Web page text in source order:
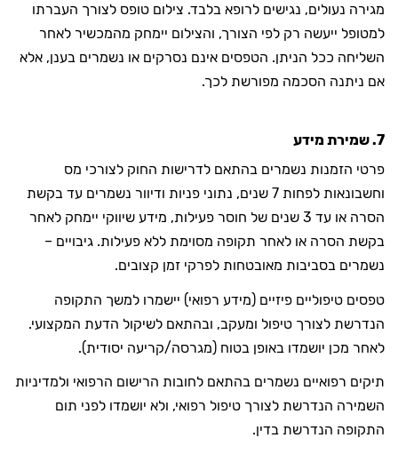
מגירה נעולים, נגישים לרופא בלבד. צילום טופס לצורך העברתו
למטופל ייעשה רק לפי הצורך, והצילום יימחק מהמכשיר לאחר
השליחה ככל הניתן. הטפסים אינם נסרקים או נשמרים בענן, אלא
אם ניתנה הסכמה מפורשת לכך.
7. שמירת מידע
פרטי הזמנות נשמרים בהתאם לדרישות החוק לצורכי מס
וחשבונאות לפחות 7 שנים, נתוני פניות ודיוור נשמרים עד בקשת
הסרה או עד 3 שנים של חוסר פעילות, מידע שיווקי יימחק לאחר
בקשת הסרה או לאחר תקופה מסוימת ללא פעילות. גיבויים –
נשמרים בסביבות מאובטחות לפרקי זמן קצובים.
טפסים טיפוליים פיזיים (מידע רפואי) יישמרו למשך התקופה
הנדרשת לצורך טיפול ומעקב, ובהתאם לשיקול הדעת המקצועי.
לאחר מכן יושמדו באופן בטוח (מגרסה/קריעה יסודית).
תיקים רפואיים נשמרים בהתאם לחובות הרישום הרפואי ולמדיניות
השמירה הנדרשת לצורך טיפול רפואי, ולא יושמדו לפני תום
התקופה הנדרשת בדין.